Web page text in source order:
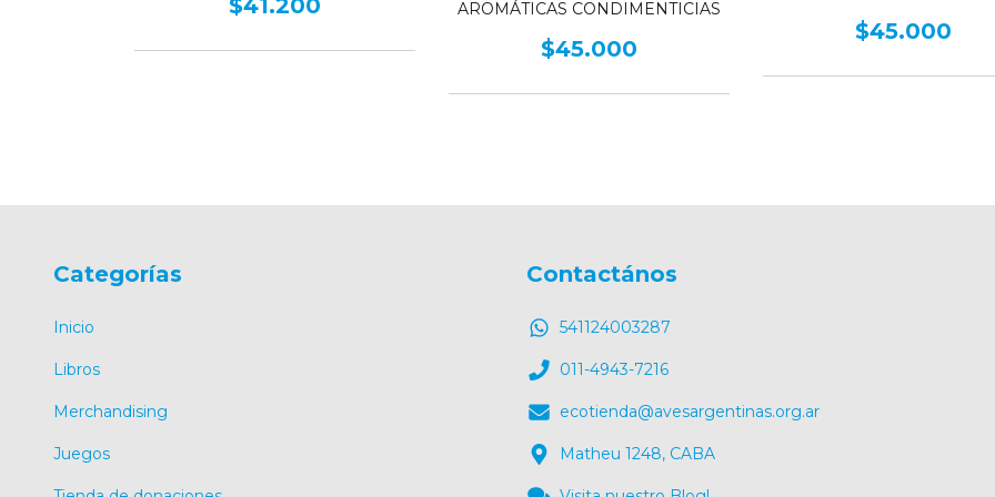
AROMÁTICAS CONDIMENTICIAS
$45.000
$45.000
Categorías
Inicio
Libros
Merchandising
Juegos
Contactános
541124003287
011-4943-7216
ecotienda@avesargentinas.org.ar
Matheu 1248, CABA